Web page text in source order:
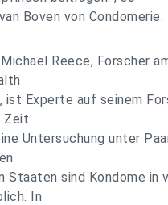
Boven von Condomerie.
Reece, Forscher
ist Experte auf seinem
Zeit
Untersuchung unter
Staaten sind Kondome in
In